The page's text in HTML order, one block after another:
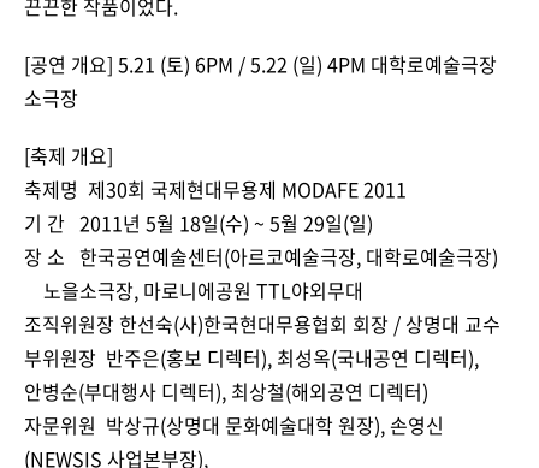
[공연 개요] 5.21 (토) 6PM / 5.22 (일) 4PM 대학로예술극장
소극장
[축제 개요]
축제명 제30회 국제현대무용제 MODAFE 2011
기 간 2011년 5월 18일(수) ~ 5월 29일(일)
장 소 한국공연예술센터(아르코예술극장, 대학로예술극장)
노을소극장, 마로니에공원 TTL야외무대
조직위원장 한선숙(사)한국현대무용협회 회장 / 상명대 교수
부위원장 반주은(홍보 디렉터), 최성옥(국내공연 디렉터),
안병순(부대행사 디렉터), 최상철(해외공연 디렉터)
자문위원 박상규(상명대 문화예술대학 원장), 손영신
(NEWSIS 사업본부장),